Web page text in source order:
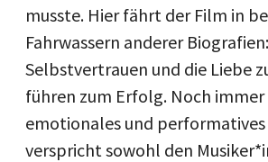
musste. Hier fährt der Film in
Fahrwassern anderer
Selbstvertrauen und die Liebe
führen zum Erfolg. Noch
emotionales und performatives
verspricht sowohl den